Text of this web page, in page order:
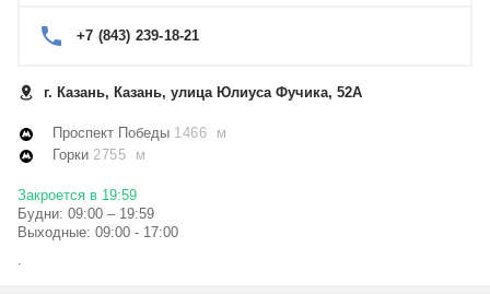
+7 (843) 239-18-21
г. Казань, Казань, улица Юлиуса Фучика, 52А
Проспект Победы 1466 м
Горки 2755 м
Закроется в 19:59
Будни: 09:00 – 19:59
Выходные: 09:00 - 17:00
.